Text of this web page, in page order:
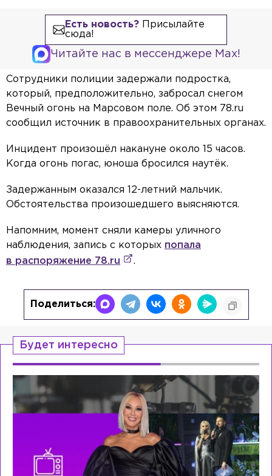
Есть новость?Присылайте
сюда!
Читайте нас в мессенджере Max!
Сотрудники полиции задержали подростка,
который, предположительно, забросал снегом
Вечный огонь на Марсовом поле. Об этом 78.ru
сообщил источник в правоохранительных органах.
Инцидент произошёл накануне около 15 часов.
Когда огонь погас, юноша бросился наутёк.
Задержанным оказался 12-летний мальчик.
Обстоятельства произошедшего выясняются.
Напомним, момент сняли камеры уличного
наблюдения, запись с которых попала
в распоряжение 78.ru
.
Поделиться:
Будет интересно